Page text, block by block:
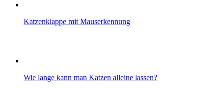
Katzenklappe mit Mauserkennung
Wie lange kann man Katzen alleine lassen?